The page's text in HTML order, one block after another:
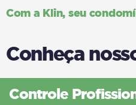
Com a Klin, seu
Conheça
Controle